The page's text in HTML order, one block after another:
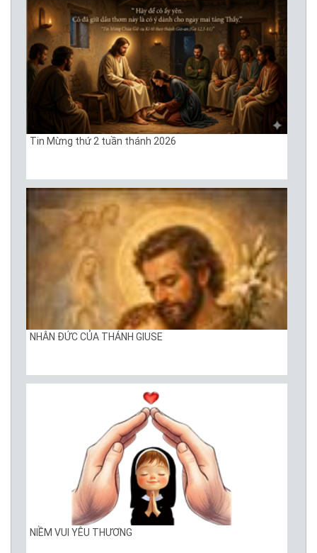
Tin Mừng thứ 2 tuần thánh 2026
NHÂN ĐỨC CỦA THÁNH GIUSE
NIỀM VUI YÊU THƯƠNG